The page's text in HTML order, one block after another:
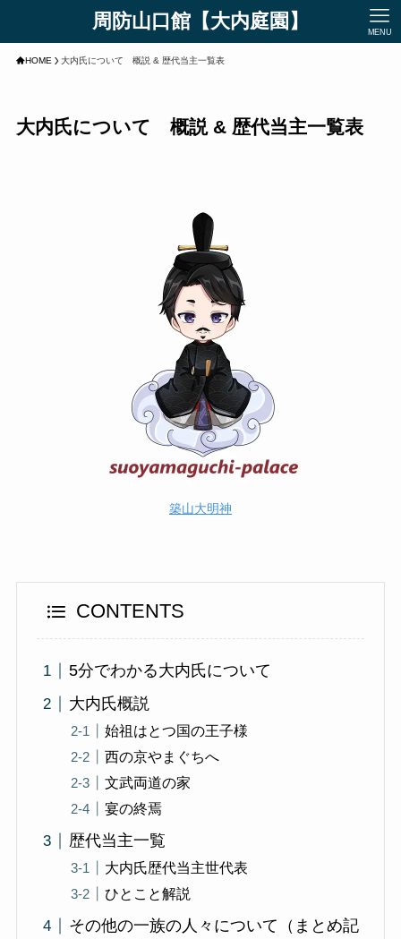
周防山口館【大内庭園】 MENU
HOME 大内氏について 概説 & 歴代当主一覧表
大内氏について 概説 & 歴代当主一覧表
築山大明神
CONTENTS
5分でわかる大内氏について
大内氏概説
始祖はとつ国の王子様
西の京やまぐちへ
文武両道の家
宴の終焉
歴代当主一覧
大内氏歴代当主世代表
ひとこと解説
その他の一族の人々について（まとめ記